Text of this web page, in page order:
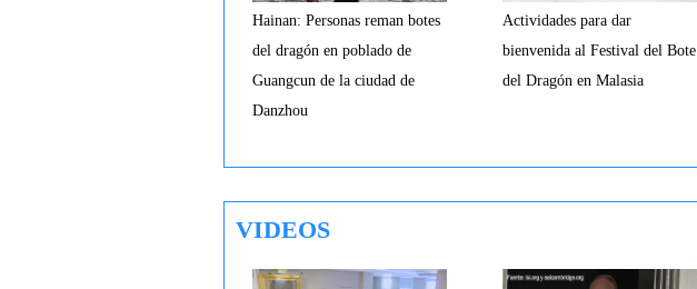
Hainan: Personas reman botes
del dragón en poblado de
Guangcun de la ciudad de
Danzhou
Actividades para dar
bienvenida al Festival del Bote
del Dragón en Malasia
VIDEOS